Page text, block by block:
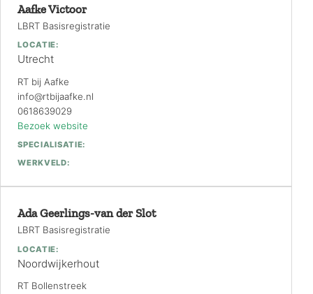
Aafke Victoor
LBRT Basisregistratie
LOCATIE:
Utrecht
RT bij Aafke
info@rtbijaafke.nl
0618639029
Bezoek website
SPECIALISATIE:
WERKVELD:
Ada Geerlings-van der Slot
LBRT Basisregistratie
LOCATIE:
Noordwijkerhout
RT Bollenstreek